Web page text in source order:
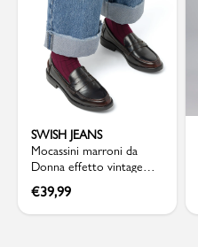
SWISH JEANS
Mocassini marroni da
Donna effetto vintage
Swish Jeans
€39,99